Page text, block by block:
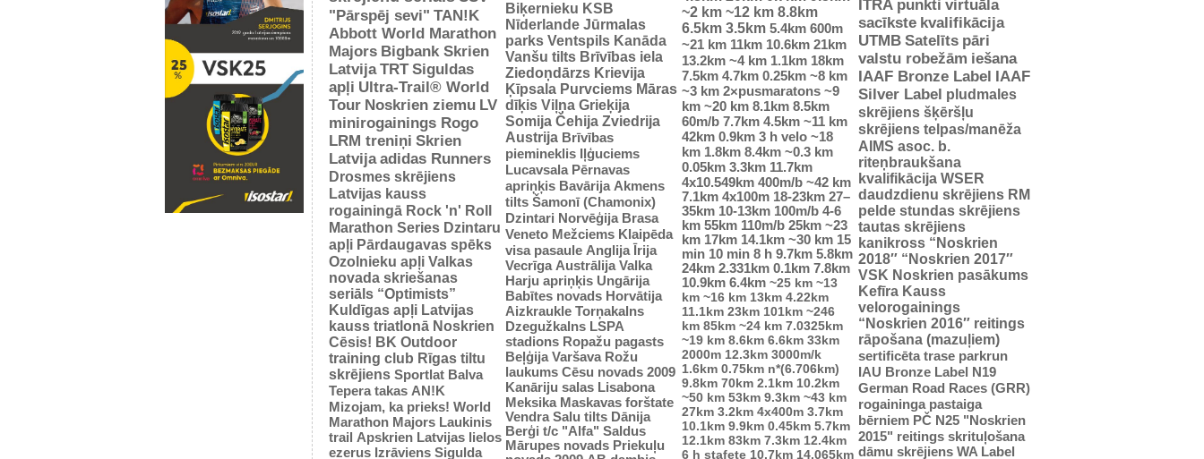
"Pārspēj sevi" TAN!K
Abbott World Marathon
Majors Bigbank Skrien
Latvija TRT Siguldas
apļi Ultra-Trail® World
Tour Noskrien ziemu LV
minirogainings Rogo
LRM treniņi Skrien
Latvija adidas Runners
Drosmes skrējiens
Latvijas kauss
rogainingā Rock 'n' Roll
Marathon Series Dzintaru
apļi Pārdaugavas spēks
Ozolnieku apļi Valkas
novada skriešanas
seriāls “Optimists”
Kuldīgas apļi Latvijas
kauss triatlonā Noskrien
Cēsis! BK Outdoor
training club Rīgas tiltu
skrējiens Sportlat Balva
Tepera takas AN!K
Mizojam, ka prieks! World
Marathon Majors Laukinis
trail Apskrien Latvijas lielos
ezerus Izrāviens Sigulda
Biķernieku KSB
Nīderlande Jūrmalas
parks Ventspils Kanāda
Vanšu tilts Brīvības iela
Ziedoņdārzs Krievija
Ķīpsala Purvciems Māras
dīķis Viļņa Grieķija
Somija Čehija Zviedrija
Austrija Brīvības
piemineklis Iļģuciems
Lucavsala Pērnavas
apriņķis Bavārija Akmens
tilts Šamonī (Chamonix)
Dzintari Norvēģija Brasa
Veneto Mežciems Klaipēda
visa pasaule Anglija Īrija
Vecrīga Austrālija Valka
Harju apriņķis Ungārija
Babītes novads Horvātija
Aizkraukle Torņakalns
Dzegužkalns LSPA
stadions Ropažu pagasts
Beļģija Varšava Rožu
laukums Cēsu novads 2009
Kanāriju salas Lisabona
Meksika Maskavas forštate
Vendra Salu tilts Dānija
Berģi t/c "Alfa" Saldus
Mārupes novads Priekuļu
~2 km ~12 km 8.8km
6.5km 3.5km 5.4km 600m
~21 km 11km 10.6km 21km
13.2km ~4 km 1.1km 18km
7.5km 4.7km 0.25km ~8 km
~3 km 2×pusmaratons ~9
km ~20 km 8.1km 8.5km
60m/b 7.7km 4.5km ~11 km
42km 0.9km 3 h velo ~18
km 1.8km 8.4km ~0.3 km
0.05km 3.3km 11.7km
4x10.549km 400m/b ~42 km
7.1km 4x100m 18-23km 27–
35km 10-13km 100m/b 4-6
km 55km 110m/b 25km ~23
km 17km 14.1km ~30 km 15
min 10 min 8 h 9.7km 5.8km
24km 2.331km 0.1km 7.8km
10.9km 6.4km ~25 km ~13
km ~16 km 13km 4.22km
11.1km 23km 101km ~246
km 85km ~24 km 7.0325km
~19 km 8.6km 6.6km 33km
2000m 12.3km 3000m/k
1.6km 0.75km n*(6.706km)
9.8km 70km 2.1km 10.2km
~50 km 53km 9.3km ~43 km
27km 3.2km 4x400m 3.7km
10.1km 9.9km 0.45km 5.7km
12.1km 83km 7.3km 12.4km
6 h stafete 10.7km 14.065km
ITRA punkti virtuāla
sacīkste kvalifikācija
UTMB Satelīts pāri
valstu robežām iešana
IAAF Bronze Label IAAF
Silver Label pludmales
skrējiens šķēršļu
skrējiens telpas/manēža
AIMS asoc. b.
riteņbraukšana
kvalifikācija WSER
daudzdienu skrējiens RM
pelde stundas skrējiens
tautas skrējiens
kanikross “Noskrien
2018″ “Noskrien 2017″
VSK Noskrien pasākums
Kefīra Kauss
velorogainings
“Noskrien 2016″ reitings
rāpošana (mazuļiem)
sertificēta trase parkrun
IAU Bronze Label N19
German Road Races (GRR)
rogaininga pastaiga
bērniem PČ N25 "Noskrien
2015" reitings skrituļošana
dāmu skrējiens WA Label